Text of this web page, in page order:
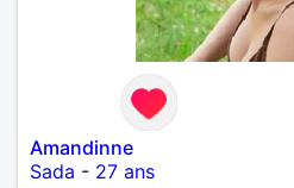
Amandinne
Sada - 27 ans